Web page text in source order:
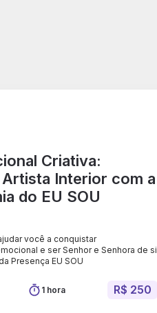
Criativa:
Interior com a
do EU SOU
você a conquistar
e ser Senhor e Senhora de si
Presença EU SOU
1 hora R$ 250